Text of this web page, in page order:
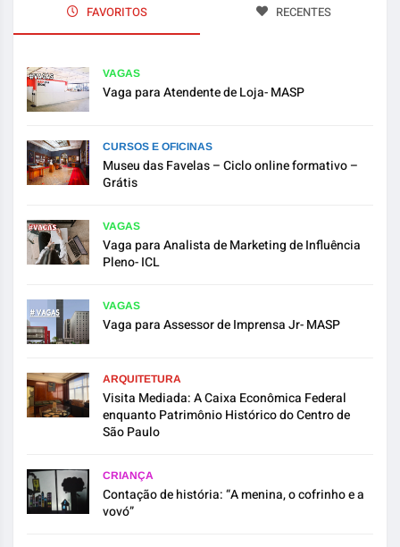
FAVORITOS RECENTES
VAGAS
Vaga para Atendente de Loja- MASP
CURSOS E OFICINAS
Museu das Favelas – Ciclo online formativo –
Grátis
VAGAS
Vaga para Analista de Marketing de Influência
Pleno- ICL
VAGAS
Vaga para Assessor de Imprensa Jr- MASP
ARQUITETURA
Visita Mediada: A Caixa Econômica Federal
enquanto Patrimônio Histórico do Centro de
São Paulo
CRIANÇA
Contação de história: “A menina, o cofrinho e a
vovó”